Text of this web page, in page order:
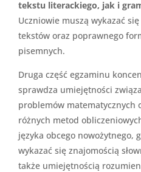
tekstu literackiego, jak i
Uczniowie muszą wykazać
tekstów oraz poprawnego
pisemnych.
Druga część egzaminu
sprawdza umiejętności
problemów matematycznych
różnych metod
języka obcego nowożytnego,
wykazać się znajomością
także umiejętnością